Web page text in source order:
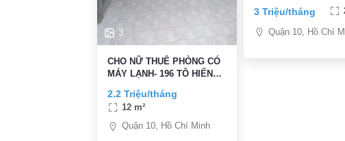
3
CHO NỮ THUÊ PHÒNG CÓ
MÁY LẠNH- 196 TÔ HIẾN
2.2 Triệu/tháng
12 m²
Quận 10, Hồ Chí Minh
3 Triệu/tháng
Quận 10, Hồ Chí